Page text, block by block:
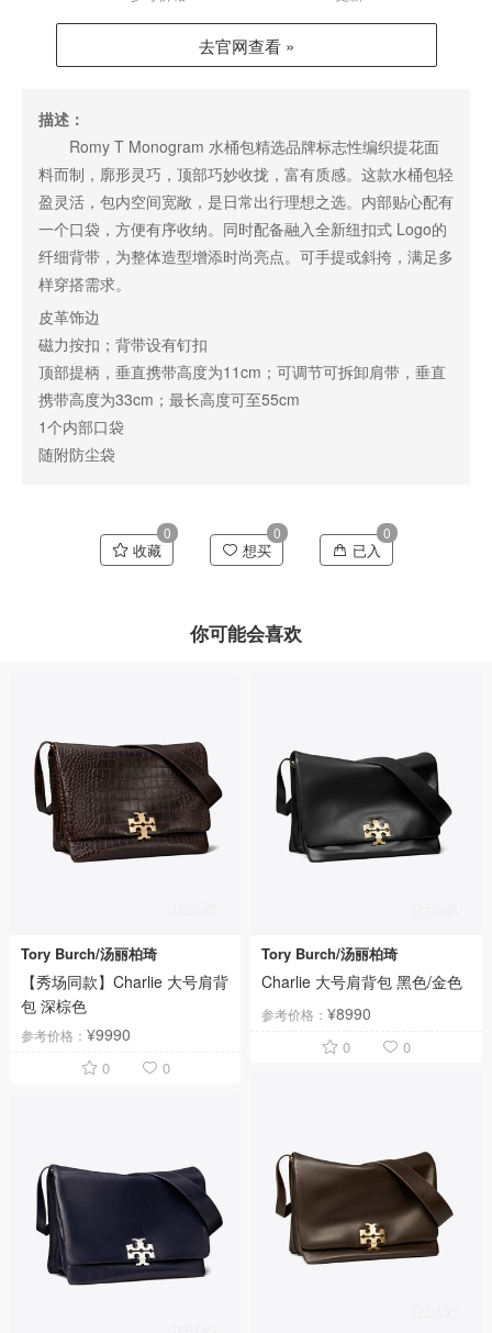
去官网查看 »
描述：
Romy T Monogram 水桶包精选品牌标志性编织提花面
料而制，廓形灵巧，顶部巧妙收拢，富有质感。这款水桶包轻
盈灵活，包内空间宽敞，是日常出行理想之选。内部贴心配有
一个口袋，方便有序收纳。同时配备融入全新纽扣式 Logo的
纤细背带，为整体造型增添时尚亮点。可手提或斜挎，满足多
样穿搭需求。
皮革饰边
磁力按扣；背带设有钉扣
顶部提柄，垂直携带高度为11cm；可调节可拆卸肩带，垂直
携带高度为33cm；最长高度可至55cm
1个内部口袋
随附防尘袋
收藏
0
想买
0
已入
0
你可能会喜欢
Tory Burch/汤丽柏琦
【秀场同款】Charlie 大号肩背
包 深棕色
参考价格： ¥9990
0 0
Tory Burch/汤丽柏琦
Charlie 大号肩背包 黑色/金色
参考价格：¥8990
0 0